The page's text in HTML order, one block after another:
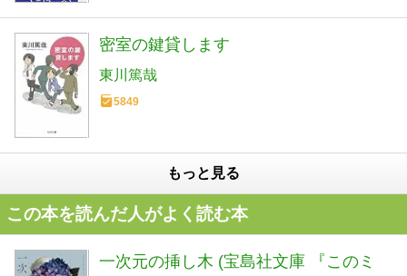
密室の鍵貸します
東川篤哉
5849
もっと見る
この本を読んだ人がよく読む本
一次元の挿し木 (宝島社文庫 『このミ